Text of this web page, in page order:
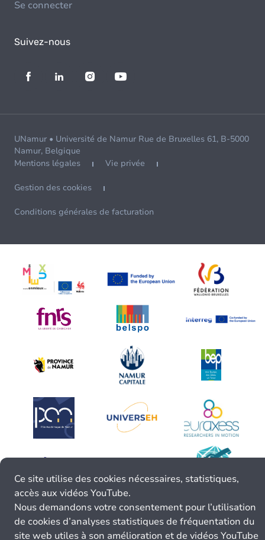
Se connecter
Suivez-nous
UNamur • Université de Namur Rue de Bruxelles 61, B-5000
Namur, Belgique
Mentions légales
Vie privée
Gestion des cookies
Conditions générales de facturation
Ce site utilise des cookies nécessaires, statistiques,
accès aux vidéos YouTube.
Nous demandons votre consentement pour l’utilisation
de cookies d’analyses statistiques de fréquentation du
site web utiles à son amélioration et de vidéos YouTube